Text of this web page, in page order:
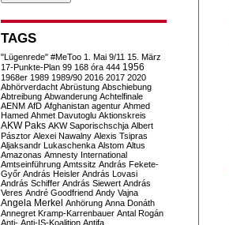
TAGS
"Lügenrede" #MeToo 1. Mai 9/11 15. März
17-Punkte-Plan 99 168 óra 444 1956
1968er 1989 1989/90 2016 2017 2020
Abhörverdacht Abrüstung Abschiebung
Abtreibung Abwanderung Achtelfinale
AENM AfD Afghanistan agentur Ahmed
Hamed Ahmet Davutoglu Aktionskreis
AKW Paks AKW Saporischschja Albert
Pásztor Alexei Nawalny Alexis Tsipras
Aljaksandr Lukaschenka Alstom Altus
Amazonas Amnesty International
Amtseinführung Amtssitz András Fekete-
Győr András Heisler András Lovasi
András Schiffer András Siewert András
Veres André Goodfriend Andy Vajna
Angela Merkel Anhörung Anna Donáth
Annegret Kramp-Karrenbauer Antal Rogán
Anti- Anti-IS-Koalition Antifa